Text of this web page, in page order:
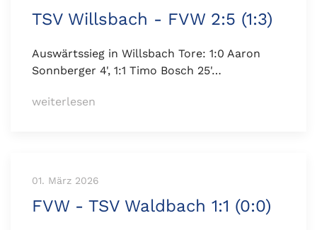
TSV Willsbach - FVW 2:5 (1:3)
Auswärtssieg in Willsbach Tore: 1:0 Aaron
Sonnberger 4', 1:1 Timo Bosch 25'…
weiterlesen
01. März 2026
FVW - TSV Waldbach 1:1 (0:0)